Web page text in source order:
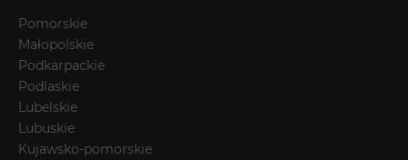
Pomorskie
Małopolskie
Podkarpackie
Podlaskie
Lubelskie
Lubuskie
Kujawsko-pomorskie